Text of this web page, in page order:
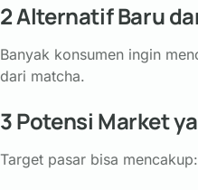
2AlternatifBaru
Banyak konsumen ingin
dari matcha.
3Potensi Market
Target pasar bisa mencakup: